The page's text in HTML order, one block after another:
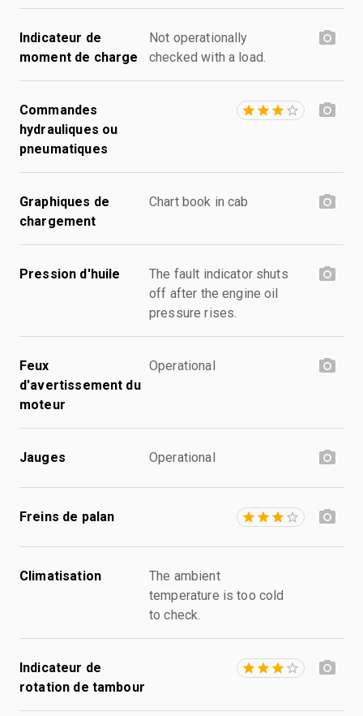
Indicateur de
moment de charge
Not operationally
checked with a load.
Commandes
hydrauliques ou
pneumatiques
Graphiques de
chargement
Chart book in cab
Pression d'huile
The fault indicator shuts
off after the engine oil
pressure rises.
Feux
d'avertissement du
moteur
Operational
Jauges Operational
Freins de palan
Climatisation
The ambient
temperature is too cold
to check.
Indicateur de
rotation de tambour